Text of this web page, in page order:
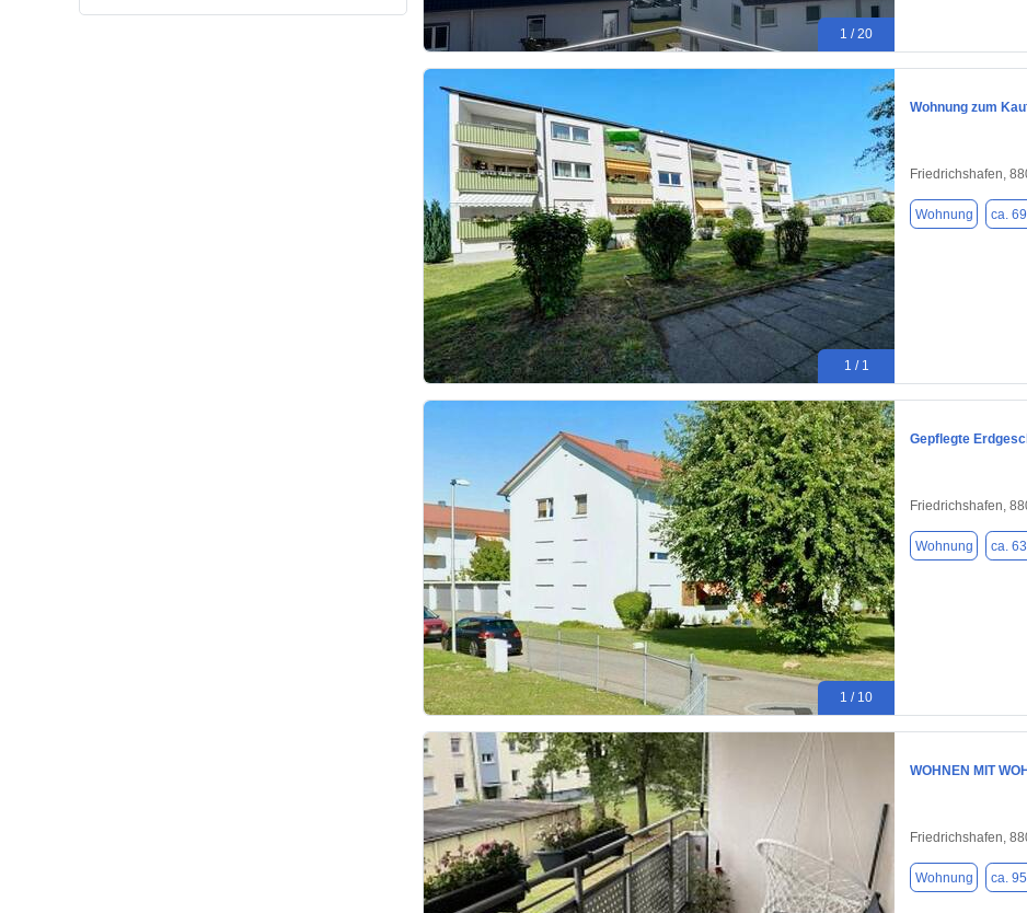
1 / 20
1 / 1
Wohnung zum
Friedrichshafen,
Wohnung ca.
1 / 10
Gepflegte
Friedrichshafen,
Wohnung ca.
WOHNEN MIT
Friedrichshafen,
Wohnung ca.